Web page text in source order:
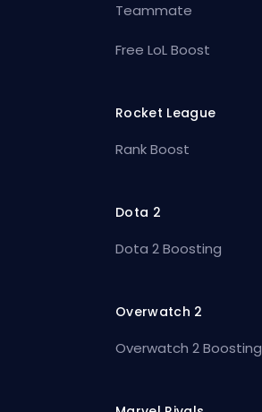
Teammate
Free LoL Boost
Rocket League
Rank Boost
Dota 2
Dota 2 Boosting
Overwatch 2
Overwatch 2 Boosting